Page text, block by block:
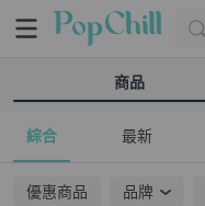
商品
綜合 最新
優惠商品 品牌